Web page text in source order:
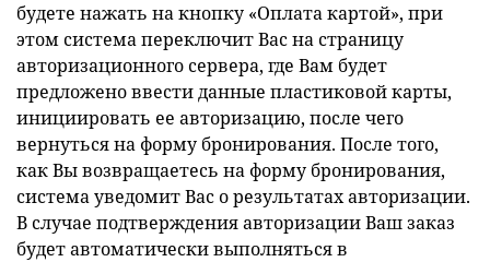
будете нажать на кнопку «Оплата картой», при
этом система переключит Вас на страницу
авторизационного сервера, где Вам будет
предложено ввести данные пластиковой карты,
инициировать ее авторизацию, после чего
вернуться на форму бронирования. После того,
как Вы возвращаетесь на форму бронирования,
система уведомит Вас о результатах авторизации.
В случае подтверждения авторизации Ваш заказ
будет автоматически выполняться в